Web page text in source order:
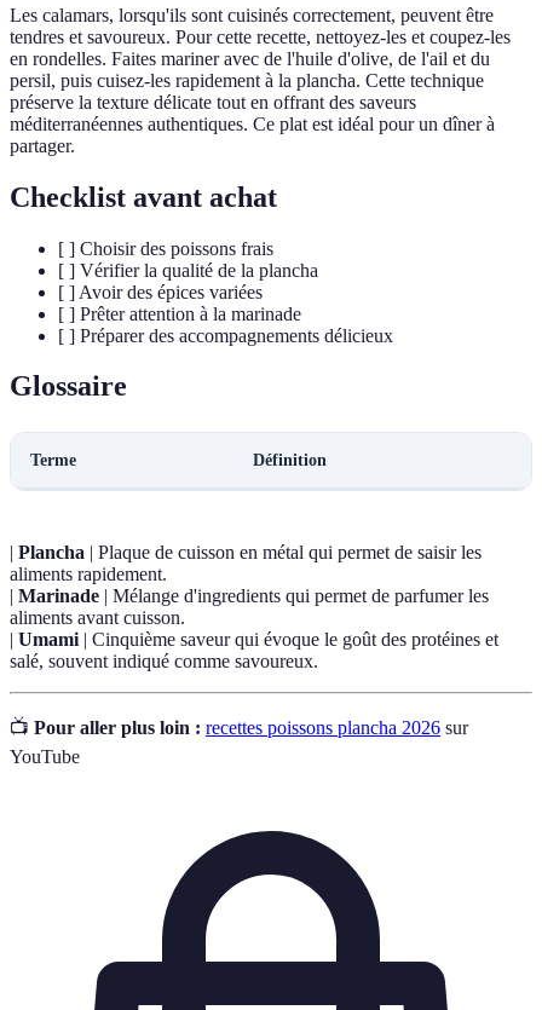
Les calamars, lorsqu'ils sont cuisinés correctement, peuvent être
tendres et savoureux. Pour cette recette, nettoyez-les et coupez-les
en rondelles. Faites mariner avec de l'huile d'olive, de l'ail et du
persil, puis cuisez-les rapidement à la plancha. Cette technique
préserve la texture délicate tout en offrant des saveurs
méditerranéennes authentiques. Ce plat est idéal pour un dîner à
partager.
Checklist avant achat
[ ] Choisir des poissons frais
[ ] Vérifier la qualité de la plancha
[ ] Avoir des épices variées
[ ] Prêter attention à la marinade
[ ] Préparer des accompagnements délicieux
Glossaire
Terme Définition
| Plancha | Plaque de cuisson en métal qui permet de saisir les
aliments rapidement.
| Marinade | Mélange d'ingredients qui permet de parfumer les
aliments avant cuisson.
| Umami| Cinquième saveur qui évoque le goût des protéines et
salé, souvent indiqué comme savoureux.
📺 Pour aller plus loin : recettes poissons plancha 2026 sur
YouTube